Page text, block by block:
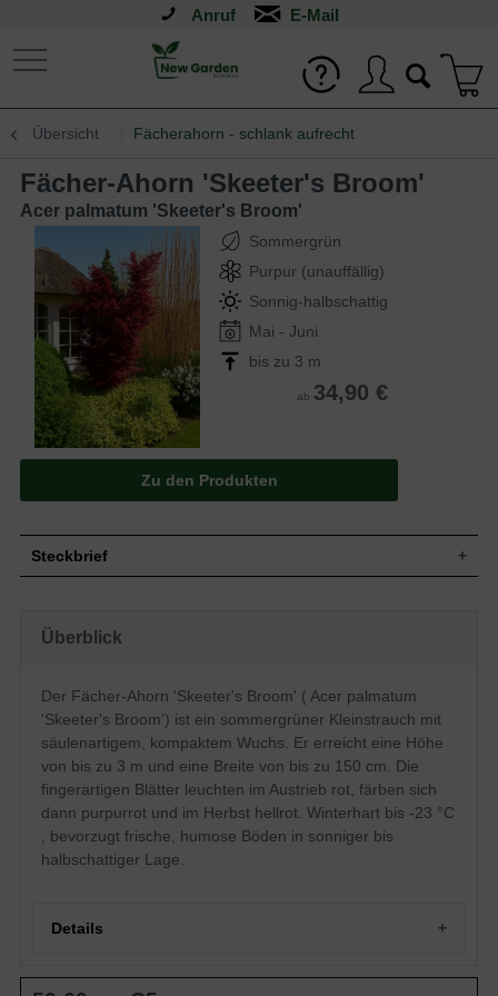
Anruf
Übersicht Fächerahorn - schlank aufrecht
Fächer-Ahorn 'Skeeter's Broom'
Acer palmatum 'Skeeter's Broom'
Sommergrün
Purpur (unauffällig)
Sonnig-halbschattig
Mai - Juni
bis zu 3 m
ab 34,90 €
Zu den Produkten
Steckbrief
Wuchs
Sommergrün, fingerartig, am Ende
schmal zugespitzt, tief eingeschnitten, im
Austrieb leuchtend rot, dann purpurrot,
Herbstfärbung hellrot, ca. 10 cm breit
Frucht
Rote Flügelfrucht, später braun, nicht zum
Eher unscheinbar, purpurfarbene Trauben
Blütezeit
Mai bis Juni
Standort
Überblick
Der Fächer-Ahorn 'Skeeter's Broom' ( Acer palmatum
'Skeeter's Broom') ist ein sommergrüner Kleinstrauch mit
säulenartigem, kompaktem Wuchs. Er erreicht eine Höhe
von bis zu 3 m und eine Breite von bis zu 150 cm. Die
fingerartigen Blätter leuchten im Austrieb rot, färben sich
dann purpurrot und im Herbst hellrot. Winterhart bis -23 °C
, bevorzugt frische, humose Böden in sonniger bis
halbschattiger Lage.
Details
Herkunft und Besonderheiten des Fächerahorns ’Skeeter`s